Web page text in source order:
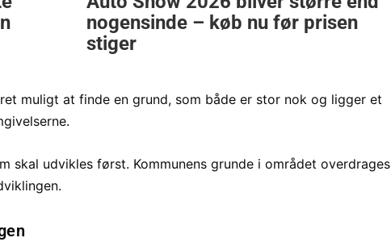
muligt at finde en grund, som både er stor nok og ligger et
skal udvikles først. Kommunens grunde i området overdrages